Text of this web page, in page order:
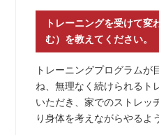
トレーニングを受けて変
む）を教えてください。
トレーニングプログラムが
ね、無理なく続けられるト
いただき、家でのストレッ
り身体を考えながらやるよ